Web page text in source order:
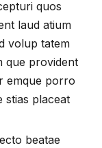
quos
laud atium
volup tatem
que provident
emque porro
stias placeat
beatae